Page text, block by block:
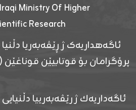
Ministry Of Higher
Research
ئاگەهداریەک ژ ڕێڤەبەریا
ئاگەداریەك ژ رێڤەبەرییا